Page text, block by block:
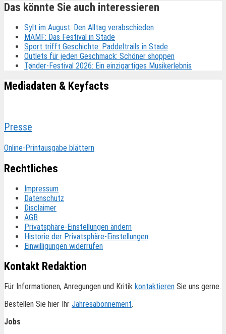
Das könnte Sie auch interessieren
Sylt im August: Den Alltag verabschieden
MAMF: Das Festival in Stade
Sport trifft Geschichte: Paddeltrails in Stade
Outlets für jeden Geschmack: Schöner shoppen
Tønder-Festival 2026: Ein einzigartiges Musikerlebnis
Mediadaten & Keyfacts
Presse
Online-Printausgabe blättern
Rechtliches
Impressum
Datenschutz
Disclaimer
AGB
Privatsphäre-Einstellungen ändern
Historie der Privatsphäre-Einstellungen
Einwilligungen widerrufen
Kontakt Redaktion
Für Informationen, Anregungen und Kritik kontaktieren Sie uns gerne.
Bestellen Sie hier Ihr Jahresabonnement.
Jobs